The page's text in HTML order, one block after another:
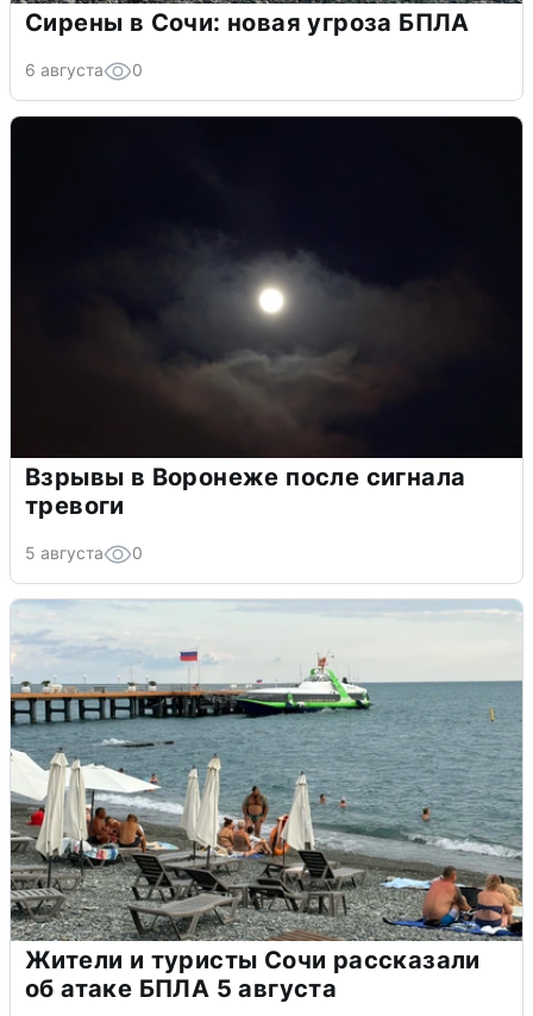
Сирены в Сочи: новая угроза БПЛА
6 августа 0
Взрывы в Воронеже после сигнала
тревоги
5 августа 0
Жители и туристы Сочи рассказали
об атаке БПЛА 5 августа